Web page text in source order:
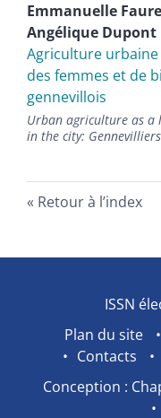
Emmanuelle Faure
Angélique Dupont
Agriculture urbaine
des femmes et de
gennevillois
Urban agriculture as a
in the city:
Retour à l’index
ISSN
Plan du site
Contacts
Conception :